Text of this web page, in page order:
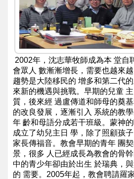
2002年，沈志華牧師成為本 堂自
會眾人 數漸漸增長，需要也越來
趨勢是大陸移民的 增多和第二代
來新的機遇與挑戰。早期的兒童
質，後來經 過盧傳道和師母的奠
的改良發展，逐漸引入 系統的教
年 齡和母語分成若干班級。蒙神
成立了幼兒主日 學，除了照顧孩
家長傳福音。教會早期的青年 團
景，很多 人已經成長為教會的骨
中的青少年卻由於出生 於瑞典，
的 需要。2005年起，教會聘請羅